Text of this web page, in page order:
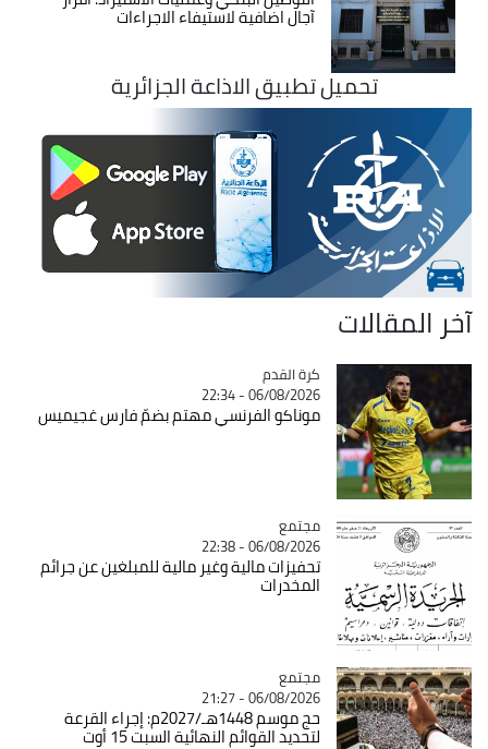
آجال اضافية لاستيفاء الاجراءات
تحميل تطبيق الاذاعة الجزائرية
آخر المقالات
Catégorie
كرة القدم
06/08/2026 - 22:34
موناكو الفرنسي مهتم بضمّ فارس غجيميس
Catégorie
مجتمع
06/08/2026 - 22:38
تحفيزات مالية وغير مالية للمبلغين عن جرائم
المخدرات
Catégorie
مجتمع
06/08/2026 - 21:27
حج موسم 1448هـ/2027م: إجراء القرعة
لتحديد القوائم النهائية السبت 15 أوت